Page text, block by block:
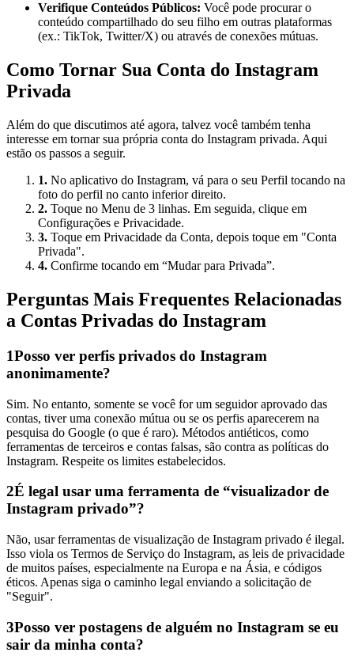
Verifique Conteúdos Públicos: Você pode procurar o
conteúdo compartilhado do seu filho em outras plataformas
(ex.: TikTok, Twitter/X) ou através de conexões mútuas.
Como Tornar Sua Conta do Instagram
Privada
Além do que discutimos até agora, talvez você também tenha
interesse em tornar sua própria conta do Instagram privada. Aqui
estão os passos a seguir.
1. No aplicativo do Instagram, vá para o seu Perfil tocando na
foto do perfil no canto inferior direito.
2. Toque no Menu de 3 linhas. Em seguida, clique em
Configurações e Privacidade.
3. Toque em Privacidade da Conta, depois toque em "Conta
Privada".
4. Confirme tocando em “Mudar para Privada”.
Perguntas Mais Frequentes Relacionadas
a Contas Privadas do Instagram
1Posso ver perfis privados do Instagram
anonimamente?
Sim. No entanto, somente se você for um seguidor aprovado das
contas, tiver uma conexão mútua ou se os perfis aparecerem na
pesquisa do Google (o que é raro). Métodos antiéticos, como
ferramentas de terceiros e contas falsas, são contra as políticas do
Instagram. Respeite os limites estabelecidos.
2É legal usar uma ferramenta de “visualizador de
Instagram privado”?
Não, usar ferramentas de visualização de Instagram privado é ilegal.
Isso viola os Termos de Serviço do Instagram, as leis de privacidade
de muitos países, especialmente na Europa e na Ásia, e códigos
éticos. Apenas siga o caminho legal enviando a solicitação de
"Seguir".
3Posso ver postagens de alguém no Instagram se eu
sair da minha conta?